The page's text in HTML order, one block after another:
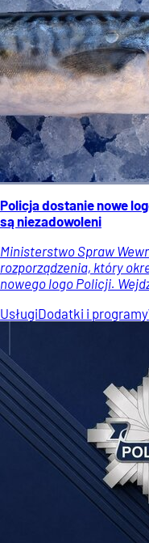
Policja dostanie nowe
są niezadowoleni
Ministerstwo Spraw
rozporządzenia, który
nowego logo Policji.
UsługiDodatki i programy